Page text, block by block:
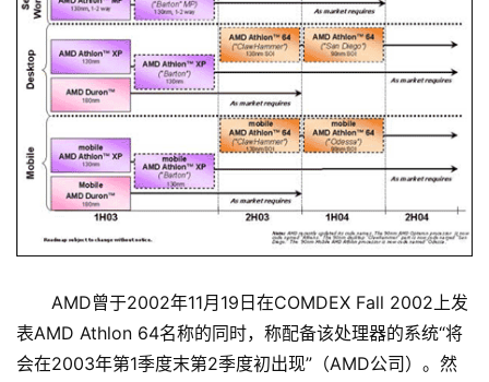
AMD曾于2002年11月19日在COMDEX Fall 2002上发
表AMD Athlon 64名称的同时，称配备该处理器的系统“将
会在2003年第1季度末第2季度初出现”（AMD公司）。然